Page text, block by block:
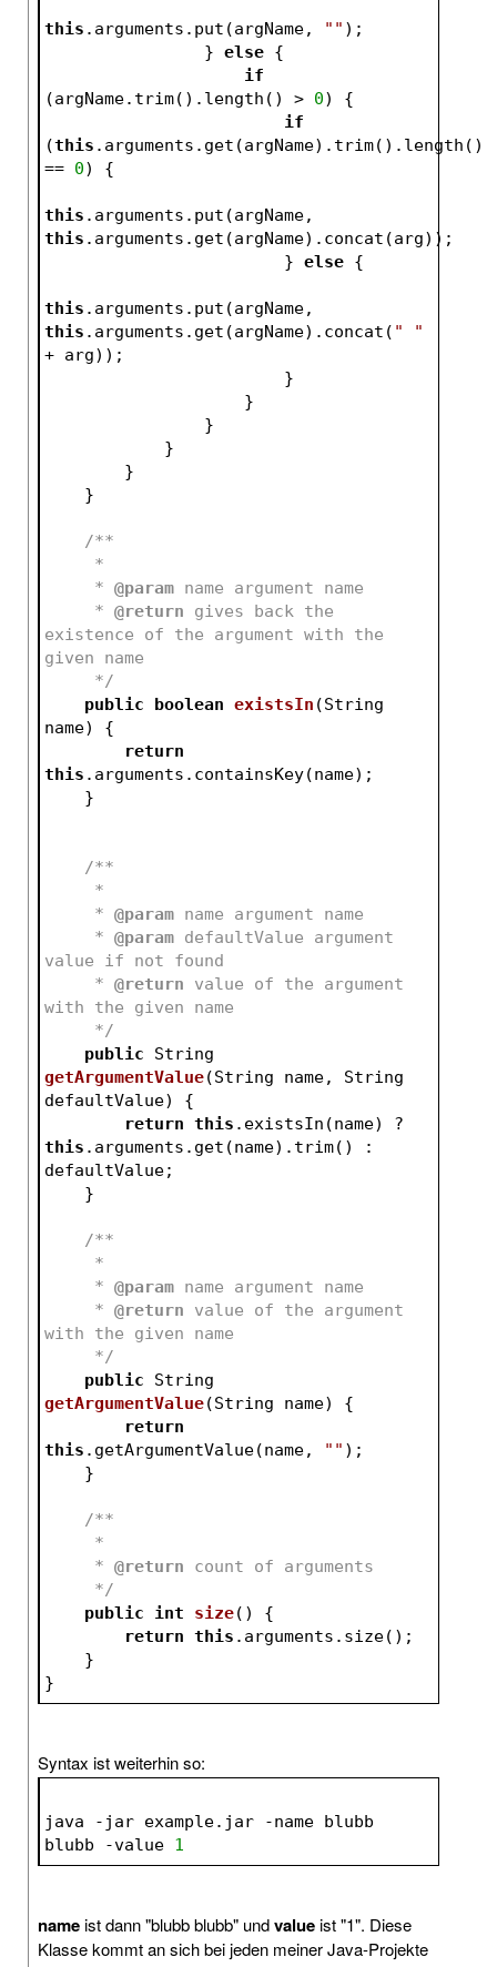
this .arguments.put(argName, "" );
                }
else {
if
(argName.trim().length() > 0) {
if
(this .arguments.get(argName).trim().length()
== 0) {
this
this .arguments.get(argName).concat(arg));
                        }
else {
this
this .arguments.get(argName).concat( " "
+ arg));
                        }
                    }
                }
            }
        }
    }
/**
     *
     *
@param name argument name
     *
@return gives back the
existence of the argument with the
given name
     */
public
boolean existsIn (String
name)
{
return
this .arguments.containsKey(name);
    }
/**
     *
     *
@param name argument name
     *
@param defaultValue argument
value if not found
     *
@return value of the argument
with the given name
     */
public
getArgumentValue(String name, String
defaultValue)
{
return this
this .arguments.get(name).trim() :
defaultValue;
    }
/**
     *
     *
@param name argument name
     *
@return value of the argument
with the given name
     */
public
getArgumentValue(String name)
{
return
this .getArgumentValue(name, "" );
    }
/**
     *
     *
@return count of arguments
     */
public
int size()
{
return this .arguments.size();
    }
}
Syntax ist weiterhin so:
java -jar example.jar -name blubb
blubb -value 1
nameist dann "blubb blubb" undvalueist "1". Diese
Klasse kommt an sich bei jeden meiner Java-Projekte